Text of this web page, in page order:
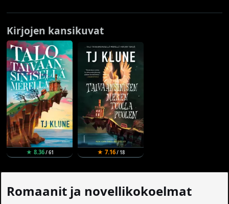
Kirjojen kansikuvat
★ 8.36/ 61 ★ 7.16/ 18
Romaanit ja novellikokoelmat